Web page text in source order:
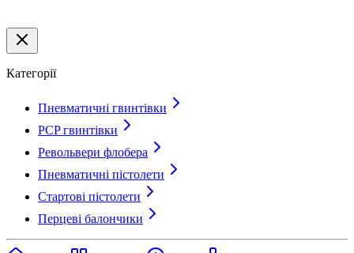
Категорії
Пневматичні гвинтівки
PCP гвинтівки
Револьвери флобера
Пневматичні пістолети
Стартові пістолети
Перцеві балончики